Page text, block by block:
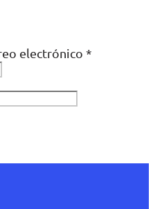
electrónico *